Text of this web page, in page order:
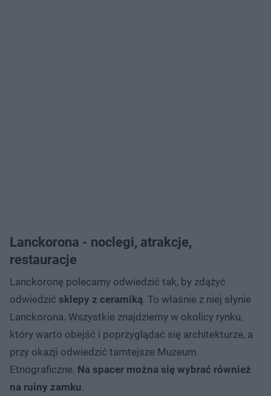
Lanckorona - noclegi, atrakcje,
restauracje
Lanckoronę polecamy odwiedzić tak, by zdążyć
odwiedzić sklepy z ceramiką. To właśnie z niej słynie
Lanckorona. Wszystkie znajdziemy w okolicy rynku,
który warto obejść i poprzyglądać się architekturze, a
przy okazji odwiedzić tamtejsze Muzeum
Etnograficzne. Na spacer można się wybrać również
na ruiny zamku.